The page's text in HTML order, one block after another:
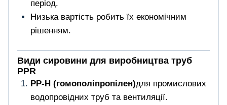
період.
Низька вартість робить їх економічним
рішенням.
Види сировини для виробництва труб
PPR
PP-H (гомополіпропілен)для промислових
водопровідних труб та вентиляції.